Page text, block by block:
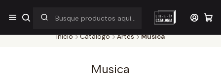
¡Por pocos días! Despacho a $1.000 en RM por compras sobre
$38.000
Inicio Catálogo Artes Musica
Musica